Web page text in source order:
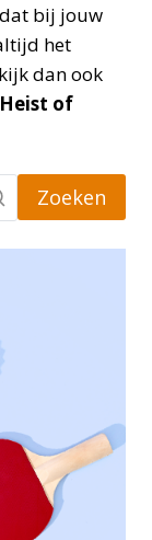
bij jouw
het
dan ook
of
Zoeken